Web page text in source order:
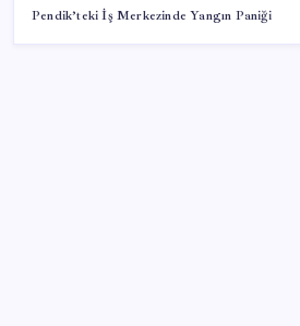
Pendik’teki İş Merkezinde Yangın Paniği